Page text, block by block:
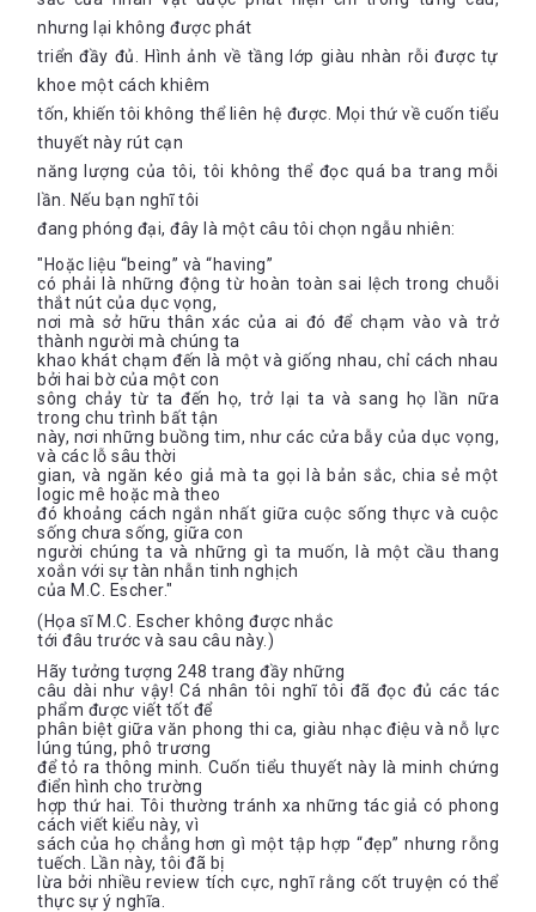
tinthú vị về các cuốn sách hay tại link:
https://www.facebook.com/bookademy.vn/
Trở thành CTV viết reviews sách để có cơ hội đọc và nhận
những cuốn sách thú vị cùngBookademy, gửi CV (tiếng Anh
hoặc Việt) về:
nhưng lại không được phát
triển đầy đủ. Hình ảnh về tầng lớp giàu nhàn rỗi được tự
khoe một cách khiêm
tốn, khiến tôi không thể liên hệ được. Mọi thứ về cuốn tiểu
thuyết này rút cạn
năng lượng của tôi, tôi không thể đọc quá ba trang mỗi
lần. Nếu bạn nghĩ tôi
đang phóng đại, đây là một câu tôi chọn ngẫu nhiên:
"Hoặc liệu “being” và “having”
có phải là những động từ hoàn toàn sai lệch trong chuỗi
thắt nút của dục vọng,
nơi mà sở hữu thân xác của ai đó để chạm vào và trở
thành người mà chúng ta
khao khát chạm đến là một và giống nhau, chỉ cách nhau
bởi hai bờ của một con
sông chảy từ ta đến họ, trở lại ta và sang họ lần nữa
trong chu trình bất tận
này, nơi những buồng tim, như các cửa bẫy của dục vọng,
và các lỗ sâu thời
gian, và ngăn kéo giả mà ta gọi là bản sắc, chia sẻ một
logic mê hoặc mà theo
đó khoảng cách ngắn nhất giữa cuộc sống thực và cuộc
sống chưa sống, giữa con
người chúng ta và những gì ta muốn, là một cầu thang
xoắn với sự tàn nhẫn tinh nghịch
của M.C. Escher."
(Họa sĩ M.C. Escher không được nhắc
tới đâu trước và sau câu này.)
Hãy tưởng tượng 248 trang đầy những
câu dài như vậy! Cá nhân tôi nghĩ tôi đã đọc đủ các tác
phẩm được viết tốt để
phân biệt giữa văn phong thi ca, giàu nhạc điệu và nỗ lực
lúng túng, phô trương
để tỏ ra thông minh. Cuốn tiểu thuyết này là minh chứng
điển hình cho trường
hợp thứ hai. Tôi thường tránh xa những tác giả có phong
cách viết kiểu này, vì
sách của họ chẳng hơn gì một tập hợp “đẹp” nhưng rỗng
tuếch. Lần này, tôi đã bị
lừa bởi nhiều review tích cực, nghĩ rằng cốt truyện có thể
thực sự ý nghĩa.